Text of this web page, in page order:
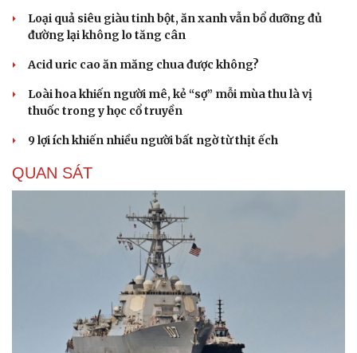
Loại quả siêu giàu tinh bột, ăn xanh vẫn bổ dưỡng đủ
đường lại không lo tăng cân
Acid uric cao ăn măng chua được không?
Loài hoa khiến người mê, kẻ “sợ” mỗi mùa thu là vị
thuốc trong y học cổ truyền
9 lợi ích khiến nhiều người bất ngờ từ thịt ếch
QUAN SÁT